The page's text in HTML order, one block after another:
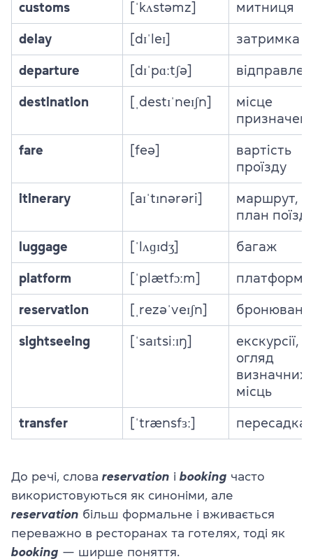
customs [ˈkʌstəmz] митниця
delay [dɪˈleɪ] затримка
departure [dɪˈpɑːtʃə]
destination [ˌdestɪˈneɪʃn]
місце
fare [feə]
вартість
проїзду
itinerary [aɪˈtɪnərəri]
маршрут,
план
luggage [ˈlʌɡɪdʒ] багаж
platform [ˈplætfɔːm] платформа
reservation [ˌrezəˈveɪʃn]
sightseeing [ˈsaɪtsiːɪŋ]
екскурсії,
огляд
визначних
місць
transfer [ˈtrænsfɜː] пересадка
До речі, слова reservation і booking часто
використовуються як синоніми, але
reservation більш формальне і вживається
переважно в ресторанах та готелях, тоді як
booking — ширше поняття.